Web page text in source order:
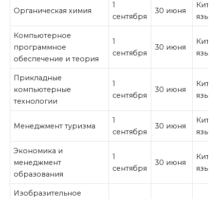
Органическая химия
1
сентября
30 июня
язык
Компьютерное
программное
обеспечение и теория
1
сентября
30 июня
язык
Прикладные
компьютерные
технологии
1
сентября
30 июня
язык
Менеджмент туризма
1
сентября
30 июня
язык
Экономика и
менеджмент
образования
1
сентября
30 июня
язык
Изобразительное